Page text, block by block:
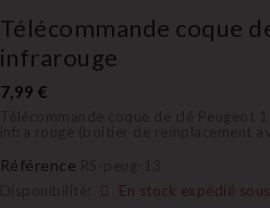
Télécommande coque
infrarouge
7,99 €
Référence
En stock expédié